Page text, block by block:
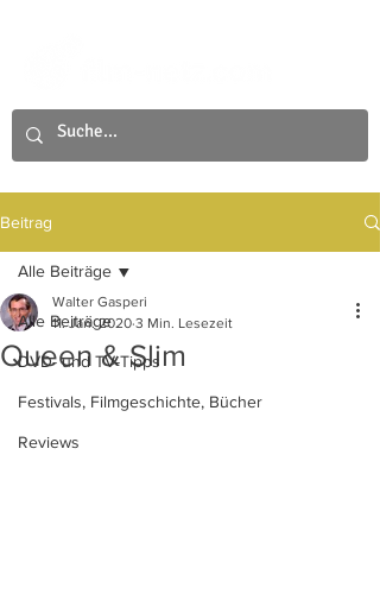
Beitrag
Alle Beiträge
DVD- und TV-Tipps
Festivals, Filmgeschichte, Bücher
Reviews
Alle Beiträge
Queen & Slim
Walter Gasperi
11. Jan. 2020 3 Min. Lesezeit